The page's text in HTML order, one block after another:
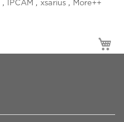
IPCAM xsarius More++